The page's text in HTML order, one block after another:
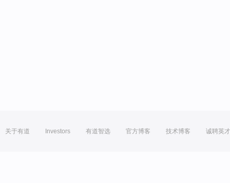
关于有道 Investors 有道智选 官方博客 技术博客 诚聘英才